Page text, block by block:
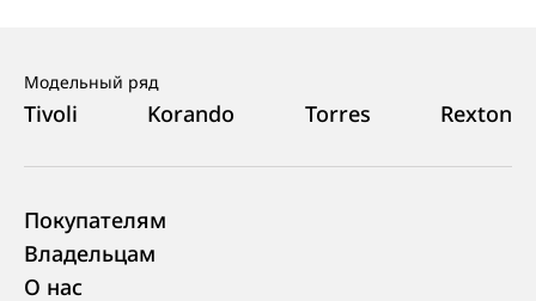
Модельный ряд
Tivoli Korando Torres Rexton
Покупателям
Владельцам
О нас